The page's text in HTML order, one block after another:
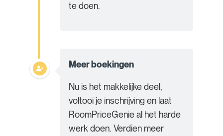
te doen.
Meer boekingen
Nu is het makkelijke deel,
voltooi je inschrijving en laat
RoomPriceGenie al het harde
werk doen. Verdien meer